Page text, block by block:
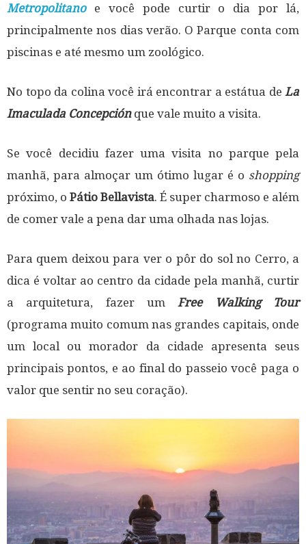
Metropolitanoe você pode curtir o dia por lá,
principalmente nos dias verão. O Parque conta com
piscinas e até mesmo um zoológico.
No topo da colina você irá encontrar a estátua de La
Imaculada Concepciónque vale muito a visita.
Se você decidiu fazer uma visita no parque pela
manhã, para almoçar um ótimo lugar é o shopping
próximo, o Pátio Bellavista. É super charmoso e além
de comer vale a pena dar uma olhada nas lojas.
Para quem deixou para ver o pôr do sol no Cerro, a
dica é voltar ao centro da cidade pela manhã, curtir
a arquitetura, fazer um Free Walking Tour
(programa muito comum nas grandes capitais, onde
um local ou morador da cidade apresenta seus
principais pontos, e ao final do passeio você paga o
valor que sentir no seu coração).